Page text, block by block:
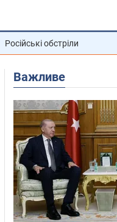
Російські обстріли
Важливе